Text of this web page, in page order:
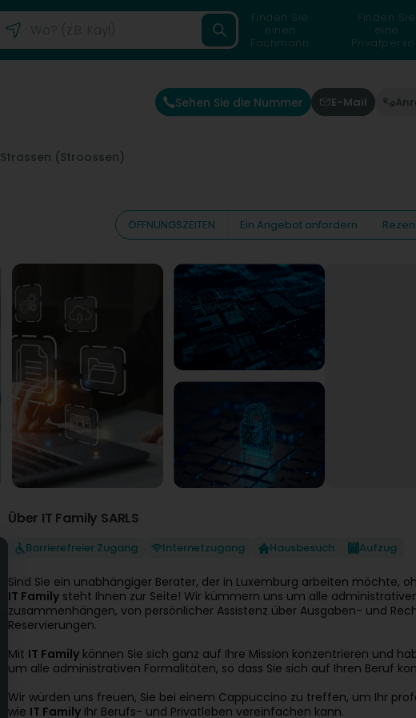
Finden Sie
einen
Fachmann
Finden Sie
eine
Strassen (Stroossen)
Sehen Sie die Nummer E-Mail
ÖFFNUNGSZEITEN Ein Angebot anfordern
Über IT Family SARLS
Barrierefreier Zugang Internetzugang Hausbesuch Aufzug
Sind Sie ein unabhängiger Berater, der in Luxemburg arbeiten möchte,
IT Family steht Ihnen zur Seite! Wir kümmern uns um alle
zusammenhängen, von persönlicher Assistenz über Ausgaben- und
Reservierungen.
Mit IT Family können Sie sich ganz auf Ihre Mission konzentrieren und
um alle administrativen Formalitäten, so dass Sie sich auf Ihren Beruf
Wir würden uns freuen, Sie bei einem Cappuccino zu treffen, um Ihr
wie IT Family Ihr Berufs- und Privatleben vereinfachen kann.